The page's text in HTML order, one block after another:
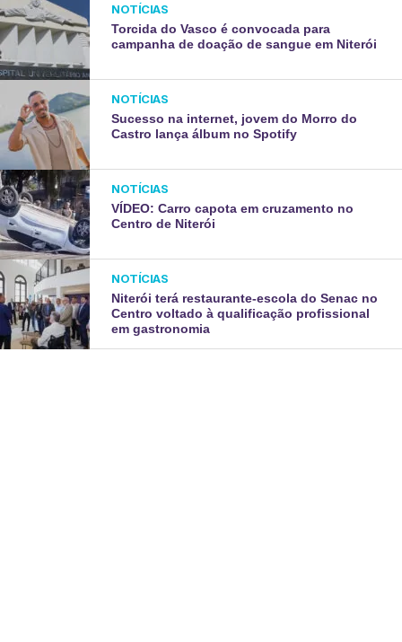
NOTÍCIAS
Torcida do Vasco é convocada para
campanha de doação de sangue em Niterói
NOTÍCIAS
Sucesso na internet, jovem do Morro do
Castro lança álbum no Spotify
NOTÍCIAS
VÍDEO: Carro capota em cruzamento no
Centro de Niterói
NOTÍCIAS
Niterói terá restaurante-escola do Senac no
Centro voltado à qualificação profissional
em gastronomia